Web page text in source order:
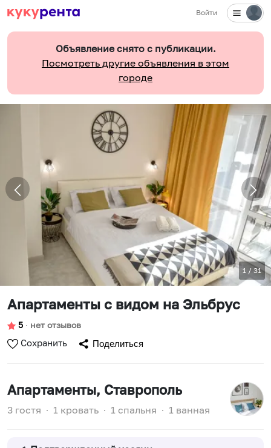
Войти
Объявление снято с публикации.
Посмотреть другие объявления в этом
городе
1 / 31
Апартаменты с видом на Эльбрус
5 ∙ нет отзывов
Сохранить Поделиться
Апартаменты, Ставрополь
3 гостя ∙ 1 кровать ∙ 1 спальня ∙ 1 ванная